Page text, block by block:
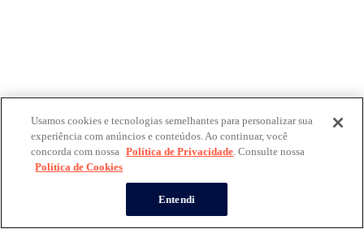
Usamos cookies e tecnologias semelhantes para personalizar sua
experiência com anúncios e conteúdos. Ao continuar, você
concorda com nossa Política de Privacidade. Consulte nossa
Política de Cookies
Entendi